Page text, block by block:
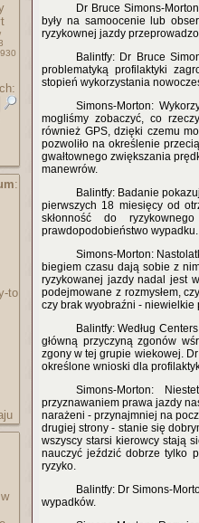
:
to
Dr Bruce Simons-
były na samoocenie lub
ryzykownej jazdy
Balintfy: Dr Bruce
problematyką profilaktyki
stopień wykorzystania
Simons-Morton:
mogliśmy zobaczyć, co
również GPS, dzięki czemu
pozwoliło na określenie
gwałtownego zwiększania
manewrów.
Balintfy: Badanie
pierwszych 18 miesięcy od
skłonność do
prawdopodobieństwo wypadku.
Simons-Morton:
biegiem czasu dają sobie z
ryzykowanej jazdy nadal jest
podejmowane z rozmysłem,
czy brak wyobraźni - niewielkie
Balintfy: Według
główną przyczyną zgonów
zgony w tej grupie wiekowej.
określone wnioski dla
Simons-Morton:
przyznawaniem prawa jazdy
narażeni - przynajmniej na
drugiej strony - stanie się
wszyscy starsi kierowcy stają
nauczyć jeździć dobrze tylko
ryzyko.
Balintfy: Dr Simons-
wypadków.